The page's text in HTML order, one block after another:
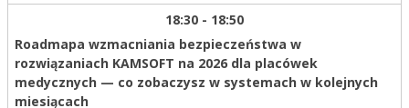
18:30 - 18:50
Roadmapa wzmacniania bezpieczeństwa w
rozwiązaniach KAMSOFT na 2026 dla placówek
medycznych — co zobaczysz w systemach w kolejnych
miesiącach